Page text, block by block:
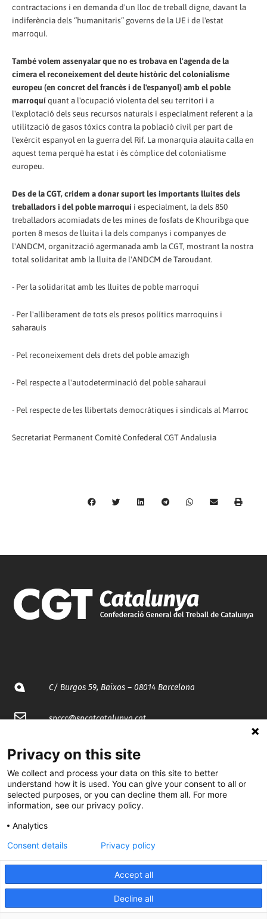
contractacions i en demanda d'un lloc de treball digne, davant la
indiferència dels “humanitaris” governs de la UE i de l'estat
marroquí.
També volem assenyalar que no es trobava en l'agenda de la
cimera el reconeixement del deute històric del colonialisme
europeu (en concret del francès i de l'espanyol) amb el poble
marroquíquant a l'ocupació violenta del seu territori i a
l'explotació dels seus recursos naturals i especialment referent a la
utilització de gasos tòxics contra la població civil per part de
l'exèrcit espanyol en la guerra del Rif. La monarquia alauita calla en
aquest tema perquè ha estat i és còmplice del colonialisme
europeu.
Des de la CGT, cridem a donar suport les importants lluites dels
treballadors i del poble marroquí i especialment, la dels 850
treballadors acomiadats de les mines de fosfats de Khouribga que
porten 8 mesos de lluita i la dels companys i companyes de
l'ANDCM, organització agermanada amb la CGT, mostrant la nostra
total solidaritat amb la lluita de l'ANDCM de Taroudant.
- Per la solidaritat amb les lluites de poble marroquí
- Per l'alliberament de tots els presos polítics marroquins i
saharauis
- Pel reconeixement dels drets del poble amazigh
- Pel respecte a l'autodeterminació del poble saharaui
- Pel respecte de les llibertats democràtiques i sindicals al Marroc
Secretariat Permanent Comitè Confederal CGT Andalusia
C/ Burgos 59, Baixos – 08014 Barcelona
spccc@spcgtcatalunya.cat
@CGTCatalunya
cgtcatalunya
CGTCatalunya
cgtcatalunya
Desenvolupat per
Privacy on this site
We collect and process your data on this site to better
understand how it is used. You can give your consent to all or
selected purposes, or you can decline them all. For more
information, see our privacy policy.
Analytics
Accept all
Decline all
Consent details Privacy policy